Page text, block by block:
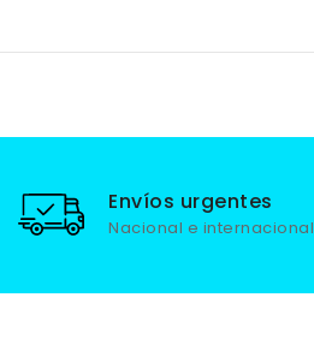
Envíos urgentes
Nacional e internacional